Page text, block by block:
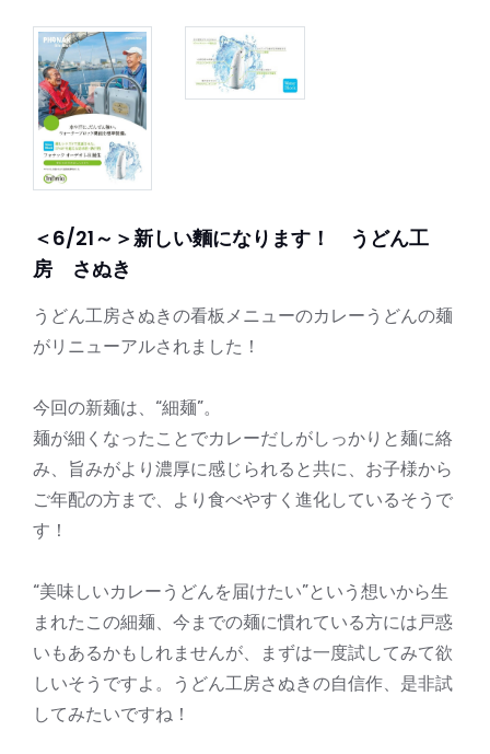
＜6/21～＞新しい麵になります！ うどん工
房 さぬき
うどん工房さぬきの看板メニューのカレーうどんの麺
がリニューアルされました！
今回の新麺は、“細麺”。
麺が細くなったことでカレーだしがしっかりと麺に絡
み、旨みがより濃厚に感じられると共に、お子様から
ご年配の方まで、より食べやすく進化しているそうで
す！
“美味しいカレーうどんを届けたい”という想いから生
まれたこの細麺、今までの麺に慣れている方には戸惑
いもあるかもしれませんが、まずは一度試してみて欲
しいそうですよ。うどん工房さぬきの自信作、是非試
してみたいですね！